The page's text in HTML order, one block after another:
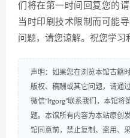
们将在第一时间回复您的
当时印刷技术限制而可能
问题，请您谅解。祝您学习
声明：如果您在浏览本馆古籍
版权、稿酬或其它问题，请通
微信“lfgorg”联系我们，本馆将
题。本馆所有内容为本站原创
馆同意前，禁止复制、盗用、